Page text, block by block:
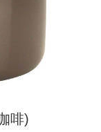
啡)